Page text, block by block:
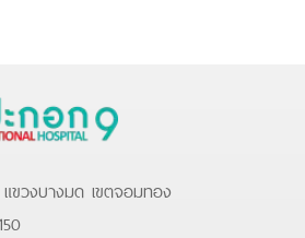
ขวงบางมด เขตจอมทอง